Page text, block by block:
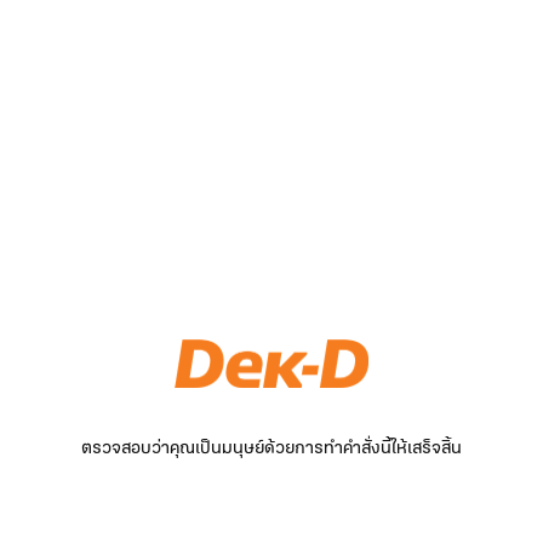
ตรวจสอบว่าคุณเป็นมนุษย์ด้วยการทำคำสั่งนี้ให้เสร็จสิ้น